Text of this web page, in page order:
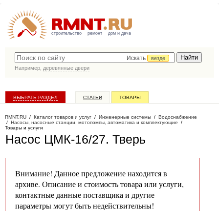
строительство ремонт дом и дача
Искать
везде
Например, деревянные двери
ВЫБРАТЬ РАЗДЕЛ СТАТЬИ ТОВАРЫ
RMNT.RU / Каталог товаров и услуг / Инженерные системы / Водоснабжение
/ Насосы, насосные станции, мотопомпы, автоматика и комплектующие /
Товары и услуги
Насос ЦМК-16/27. Тверь
Внимание! Данное предложение находится в
архиве. Описание и стоимость товара или услуги,
контактные данные поставщика и другие
параметры могут быть недействительны!